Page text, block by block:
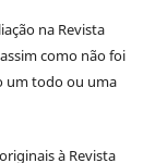
na Revista
como não foi
um todo ou uma
à Revista